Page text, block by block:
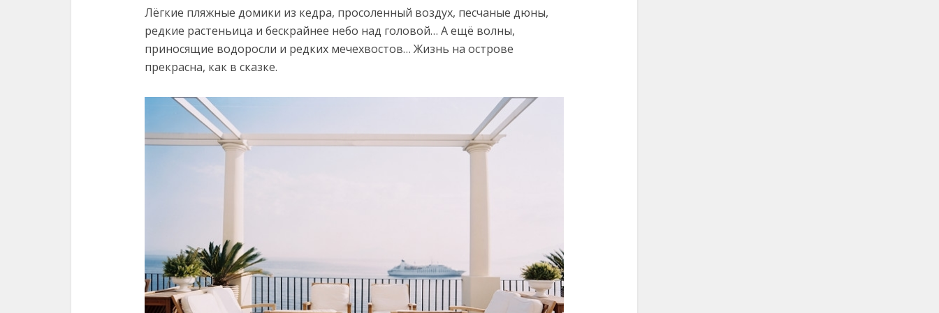
Лёгкие пляжные домики из кедра, просоленный воздух, песчаные дюны,
редкие растеньица и бескрайнее небо над головой… А ещё волны,
приносящие водоросли и редких мечехвостов… Жизнь на острове
прекрасна, как в сказке.